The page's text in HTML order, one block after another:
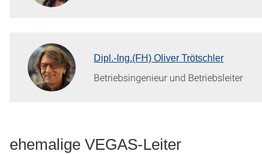
Dipl.-Ing.(FH) Oliver Trötschler
Betriebsingenieur und Betriebsleiter
ehemalige VEGAS-Leiter